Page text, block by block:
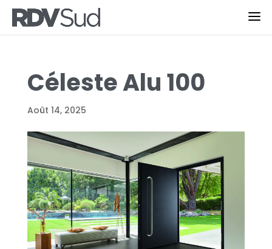
Céleste Alu 100
Août 14, 2025